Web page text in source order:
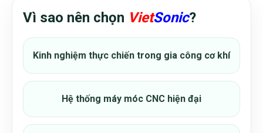
Vì sao nên chọn VietSonic?
Kinh nghiệm thực chiến trong gia công cơ khí
Hệ thống máy móc CNC hiện đại